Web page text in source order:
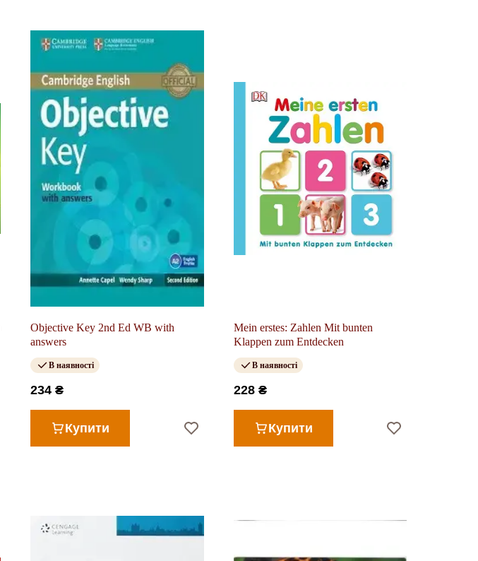
Objective Key 2nd Ed WB with
answers
В наявності
234 ₴
Купити
Mein erstes: Zahlen Mit bunten
Klappen zum Entdecken
В наявності
228 ₴
Купити